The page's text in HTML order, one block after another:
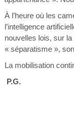
À l’heure où les
l’intelligence
nouvelles lois, sur
« séparatisme »,
La
P.G.